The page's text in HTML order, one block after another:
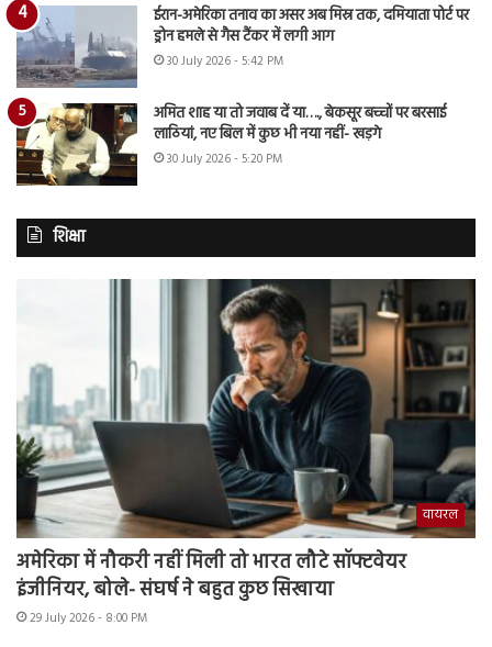
ईरान-अमेरिका तनाव का असर अब मिस्र तक, दमियाता पोर्ट पर
ड्रोन हमले से गैस टैंकर में लगी आग
30 July 2026 - 5:42 PM
अमित शाह या तो जवाब दें या…., बेकसूर बच्चों पर बरसाई
लाठियां, नए बिल में कुछ भी नया नहीं- खड़गे
30 July 2026 - 5:20 PM
शिक्षा
वायरल
अमेरिका में नौकरी नहीं मिली तो भारत लौटे सॉफ्टवेयर
इंजीनियर, बोले- संघर्ष ने बहुत कुछ सिखाया
29 July 2026 - 8:00 PM